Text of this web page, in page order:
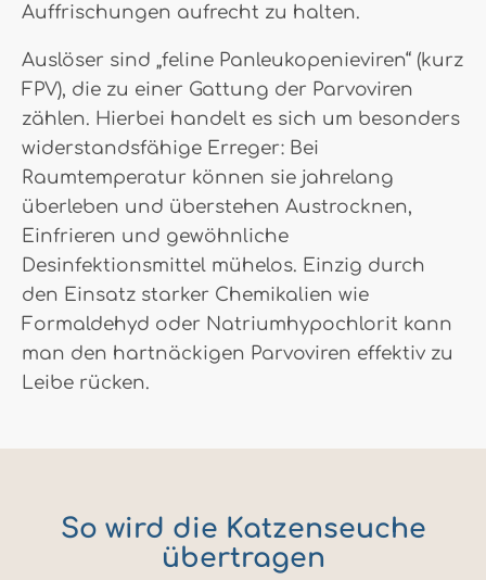
Auffrischungen aufrecht zu halten.
Auslöser sind „feline Panleukopenieviren“ (kurz
FPV), die zu einer Gattung der Parvoviren
zählen. Hierbei handelt es sich um besonders
widerstandsfähige Erreger: Bei
Raumtemperatur können sie jahrelang
überleben und überstehen Austrocknen,
Einfrieren und gewöhnliche
Desinfektionsmittel mühelos. Einzig durch
den Einsatz starker Chemikalien wie
Formaldehyd oder Natriumhypochlorit kann
man den hartnäckigen Parvoviren effektiv zu
Leibe rücken.
So wird die Katzenseuche
übertragen